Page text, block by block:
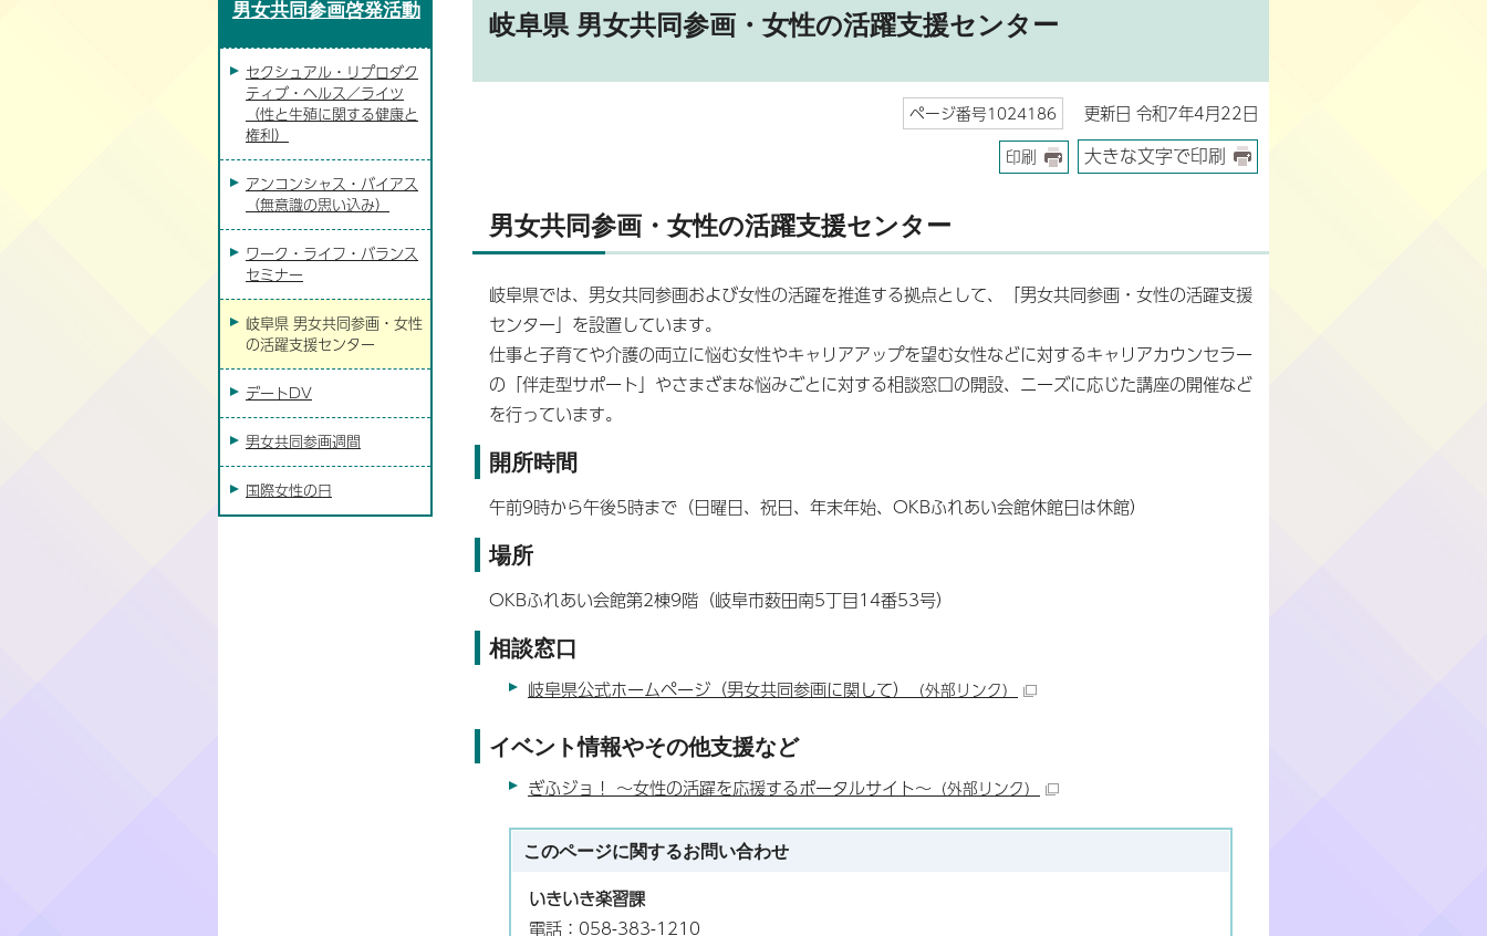
岐阜県 男女共同参画・女性の活躍支援センター
ページ番号1024186 更新日 令和7年4月22日
印刷 大きな文字で印刷
男女共同参画・女性の活躍支援センター
岐阜県では、男女共同参画および女性の活躍を推進する拠点として、「男女共同参画・女性の活躍支援
センター」を設置しています。
仕事と子育てや介護の両立に悩む女性やキャリアアップを望む女性などに対するキャリアカウンセラー
の「伴走型サポート」やさまざまな悩みごとに対する相談窓口の開設、ニーズに応じた講座の開催など
を行っています。
開所時間
午前9時から午後5時まで（日曜日、祝日、年末年始、OKBふれあい会館休館日は休館）
場所
OKBふれあい会館第2棟9階（岐阜市薮田南5丁目14番53号）
相談窓口
岐阜県公式ホームページ（男女共同参画に関して） （外部リンク）
イベント情報やその他支援など
ぎふジョ！ 〜女性の活躍を応援するポータルサイト〜 （外部リンク）
このページに関するお問い合わせ
いきいき楽習課
電話：058-383-1210
男女共同参画啓発活動
セクシュアル・リプロダク
ティブ・ヘルス／ライツ
（性と生殖に関する健康と
権利）
アンコンシャス・バイアス
（無意識の思い込み）
ワーク・ライフ・バランス
セミナー
岐阜県 男女共同参画・女性
の活躍支援センター
デートDV
男女共同参画週間
国際女性の日